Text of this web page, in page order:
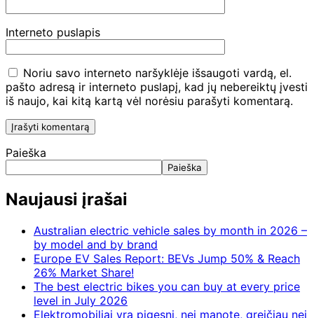
Interneto puslapis
Noriu savo interneto naršyklėje išsaugoti vardą, el.
pašto adresą ir interneto puslapį, kad jų nebereiktų įvesti
iš naujo, kai kitą kartą vėl norėsiu parašyti komentarą.
Paieška
Paieška
Naujausi įrašai
Australian electric vehicle sales by month in 2026 –
by model and by brand
Europe EV Sales Report: BEVs Jump 50% & Reach
26% Market Share!
The best electric bikes you can buy at every price
level in July 2026
Elektromobiliai yra pigesni, nei manote, greičiau nei